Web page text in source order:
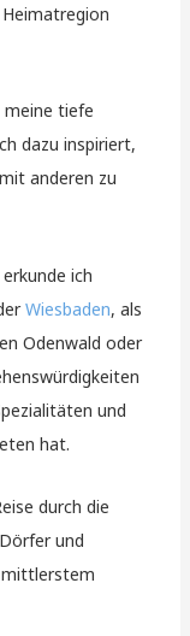
meine tiefe
dazu inspiriert,
anderen zu
ich
Wiesbaden, als
Odenwald oder
und
hat.
durch die
und